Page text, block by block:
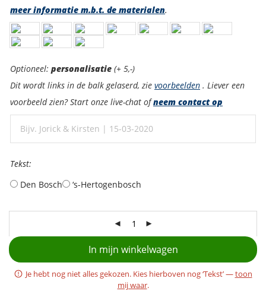
meer informatie m.b.t. de materialen.
Personalisatie:
Optioneel: personalisatie (+ 5,-)
Dit wordt links in de balk gelaserd, zie voorbeelden . Liever een
voorbeeld zien? Start onze live-chat ofneem contact op
Tekst:
Tekst:
Den Bosch
‘s-Hertogenbosch
In mijn winkelwagen
Je hebt nog niet alles gekozen. Kies hierboven nog ‘Tekst’ —toon
mij waar.